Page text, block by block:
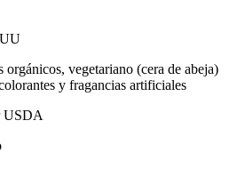
orgánicos, vegetariano (cera de abeja)
y fragancias artificiales
USDA